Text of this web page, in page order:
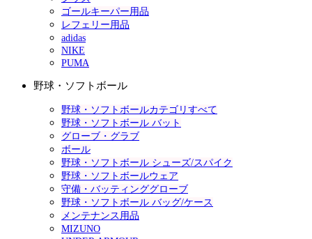
ゴールキーパー用品
レフェリー用品
adidas
NIKE
PUMA
野球・ソフトボール
野球・ソフトボールカテゴリすべて
野球・ソフトボール バット
グローブ・グラブ
ボール
野球・ソフトボール シューズ/スパイク
野球・ソフトボールウェア
守備・バッティンググローブ
野球・ソフトボール バッグ/ケース
メンテナンス用品
MIZUNO